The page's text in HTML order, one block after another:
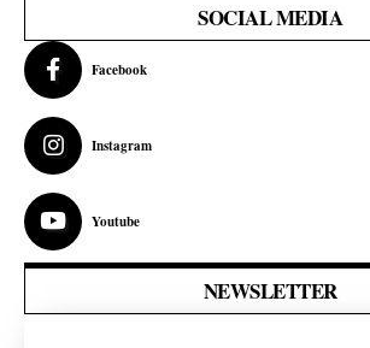
SOCIAL MEDIA
Facebook
Instagram
Youtube
NEWSLETTER